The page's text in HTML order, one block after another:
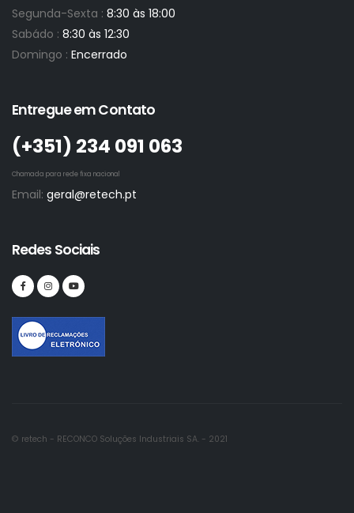
Segunda-Sexta : 8:30 às 18:00
Sabádo : 8:30 às 12:30
Domingo : Encerrado
Entregue em Contato
(+351)­ 234 091 063
Chamada para rede fixa nacional
Email: geral@retech.pt
Redes Sociais
© retech - RECONCO Soluções Industriais SA. - 2021